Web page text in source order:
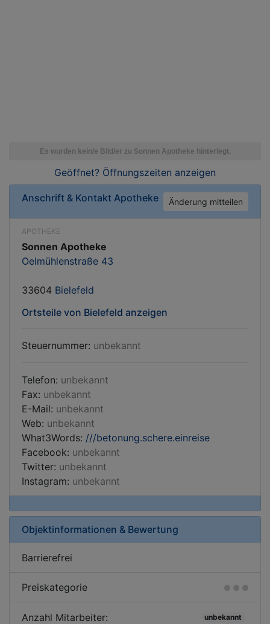
Geöffnet? Öffnungszeiten anzeigen
Anschrift & Kontakt Apotheke Änderung mitteilen
APOTHEKE
Sonnen Apotheke
Oelmühlenstraße 43
33604 Bielefeld
Ortsteile von Bielefeld anzeigen
Steuernummer: unbekannt
Telefon: unbekannt
Fax: unbekannt
E-Mail: unbekannt
Web: unbekannt
What3Words: ///betonung.schere.einreise
Facebook: unbekannt
Twitter: unbekannt
Instagram: unbekannt
Objektinformationen & Bewertung
Barrierefrei
Preiskategorie
Anzahl Mitarbeiter: unbekannt